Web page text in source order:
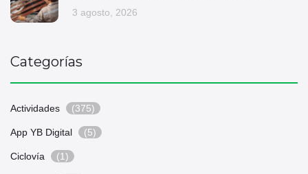
3 agosto, 2026
Categorías
Actividades (375)
App YB Digital (5)
Ciclovía (1)